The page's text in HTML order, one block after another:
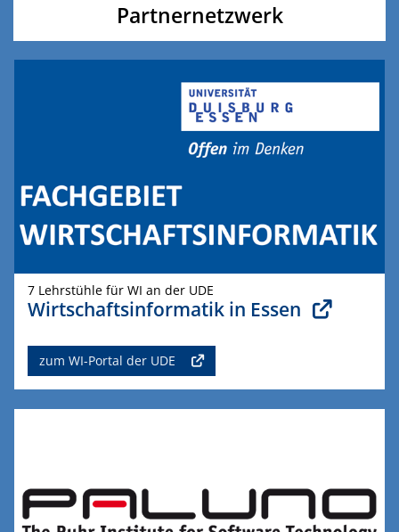
Partnernetzwerk
7 Lehrstühle für WI an der UDE
Wirtschaftsinformatik in Essen
zum WI-Portal der UDE